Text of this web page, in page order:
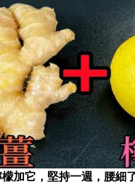
加它，堅持一週，腰細